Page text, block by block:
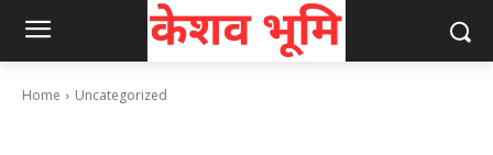
Home Uncategorized